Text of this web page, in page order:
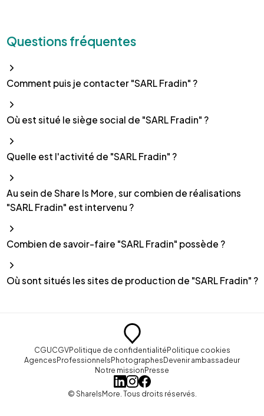
Questions fréquentes
Comment puis je contacter "SARL Fradin" ?
Où est situé le siège social de "SARL Fradin" ?
Quelle est l'activité de "SARL Fradin" ?
Au sein de Share Is More, sur combien de réalisations
"SARL Fradin" est intervenu ?
Combien de savoir-faire "SARL Fradin" possède ?
Où sont situés les sites de production de "SARL Fradin" ?
CGUCGVPolitique de confidentialitéPolitique cookies
AgencesProfessionnelsPhotographesDevenir ambassadeur
Notre missionPresse
© ShareIsMore. Tous droits réservés.